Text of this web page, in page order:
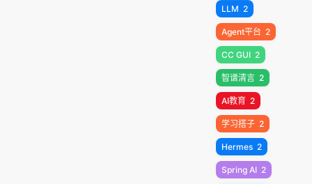
LLM 2
Agent平台 2
CC GUI 2
智谱清言 2
AI教育 2
学习搭子 2
Hermes 2
Spring AI 2